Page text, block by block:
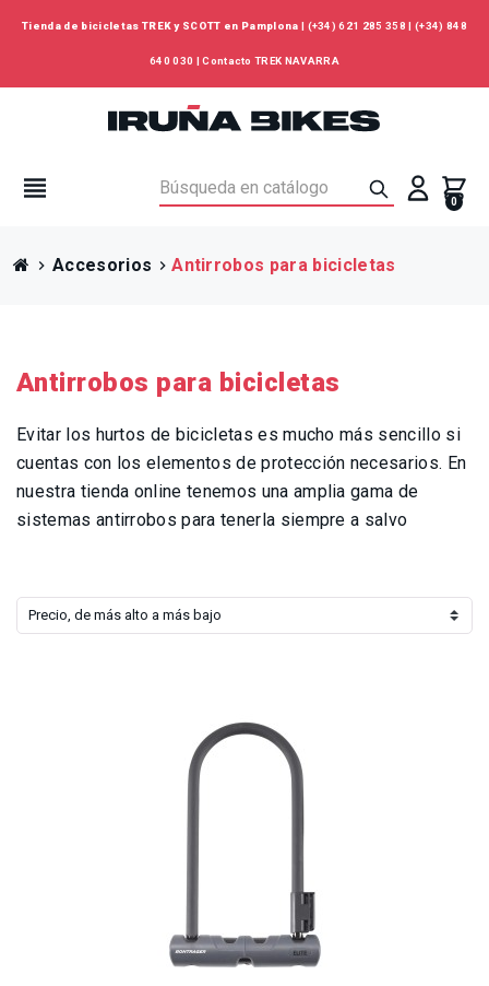
Tienda de bicicletas TREK y SCOTT en Pamplona | (+34) 621 285 358 | (+34) 848
640 030 |Contacto TREK NAVARRA
view_headline 0
chevron_right Accesorios chevron_rightAntirrobos para bicicletas
Antirrobos para bicicletas
Evitar los hurtos de bicicletas es mucho más sencillo si
cuentas con los elementos de protección necesarios. En
nuestra tienda online tenemos una amplia gama de
sistemas antirrobos para tenerla siempre a salvo
Precio, de más alto a más bajo